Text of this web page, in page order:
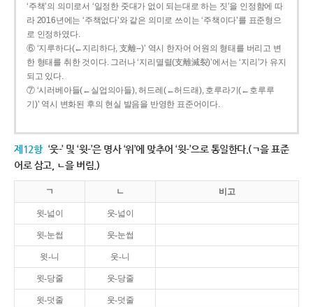
‘주책’의 의미로서 ‘일정한 줏대가 없이 되는대로 하는 짓’을 인정함에 따
라 2016년에는 ‘주책없다’와 같은 의미로 쓰이는 ‘주책이다’를 표준형으
로 인정하였다.
⑥ ‘지루하다(←지리하다, 支離--)’ 역시 한자어 어원의 형태를 버리고 변
한 형태를 취한 것이다. 그러나 ‘지리멸렬(支離滅裂)’에서는 ‘지리’가 유지
되고 있다.
⑦ ‘시러베아들(←실업의아들), 허드레(←허드래), 호루라기(←호루루
기)’ 역시 변화된 후의 현실 발음을 반영한 표준어이다.
제12항 ‘웃-’ 및 ‘윗-’은 명사 ‘위’에 맞추어 ‘윗-’으로 통일한다.(ㄱ을 표준
어로 삼고, ㄴ을 버림.)
ㄱ ㄴ 비고
윗-넓이 웃-넓이
윗-눈썹 웃-눈썹
윗-니 웃-니
윗-당줄 웃-당줄
윗-덧줄 웃-덧줄